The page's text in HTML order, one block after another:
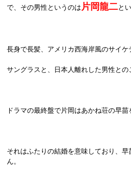
で、その男性というのは 片岡龍二と
長身で長髪、アメリカ西海岸風のサイケ
サングラスと、日本人離れした男性との
ドラマの最終盤で片岡はあかね荘の早苗
それはふたりの結婚を意味しており、
ん。